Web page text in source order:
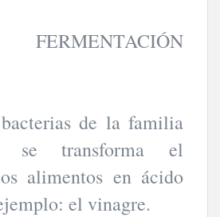
de la familia
se transforma el
alimentos en ácido
el vinagre.